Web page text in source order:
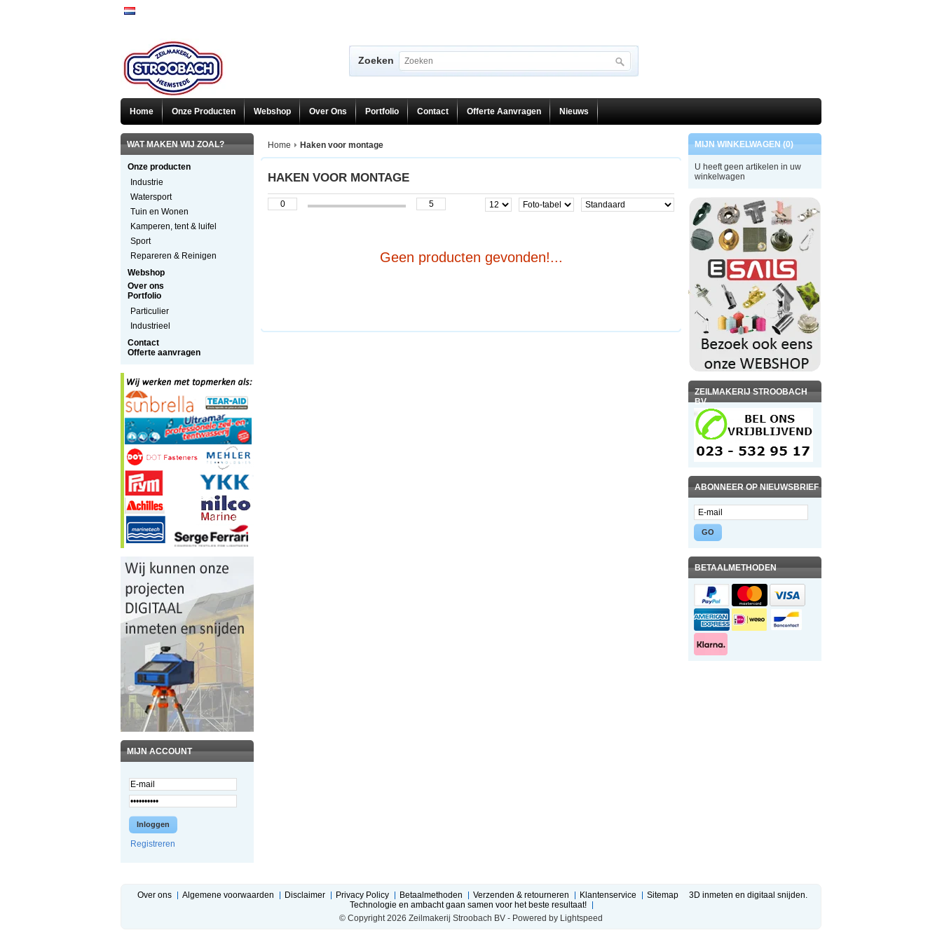
Zoeken
Home Onze Producten Webshop Over Ons Portfolio Contact Offerte Aanvragen Nieuws
WAT MAKEN WIJ ZOAL?
Onze producten
Industrie
Watersport
Tuin en Wonen
Kamperen, tent & luifel
Sport
Repareren & Reinigen
Webshop
Over ons
Portfolio
Particulier
Industrieel
Contact
Offerte aanvragen
MIJN ACCOUNT
Inloggen
Registreren
Home Haken voor montage
HAKEN VOOR MONTAGE
Geen producten gevonden!...
MIJN WINKELWAGEN (0)
U heeft geen artikelen in uw
winkelwagen
ZEILMAKERIJ STROOBACH
BV
ABONNEER OP NIEUWSBRIEF
GO
BETAALMETHODEN
Over ons Algemene voorwaarden Disclaimer Privacy Policy Betaalmethoden Verzenden & retourneren Klantenservice Sitemap
3D inmeten en digitaal snijden.
Technologie en ambacht gaan samen voor het beste resultaat!
© Copyright 2026 Zeilmakerij Stroobach BV - Powered by Lightspeed